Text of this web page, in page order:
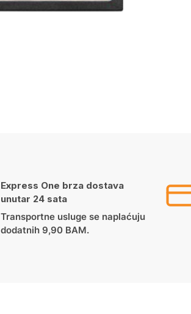
Express One brza dostava
unutar 24 sata
Transportne usluge se naplaćuju
dodatnih 9,90 BAM.